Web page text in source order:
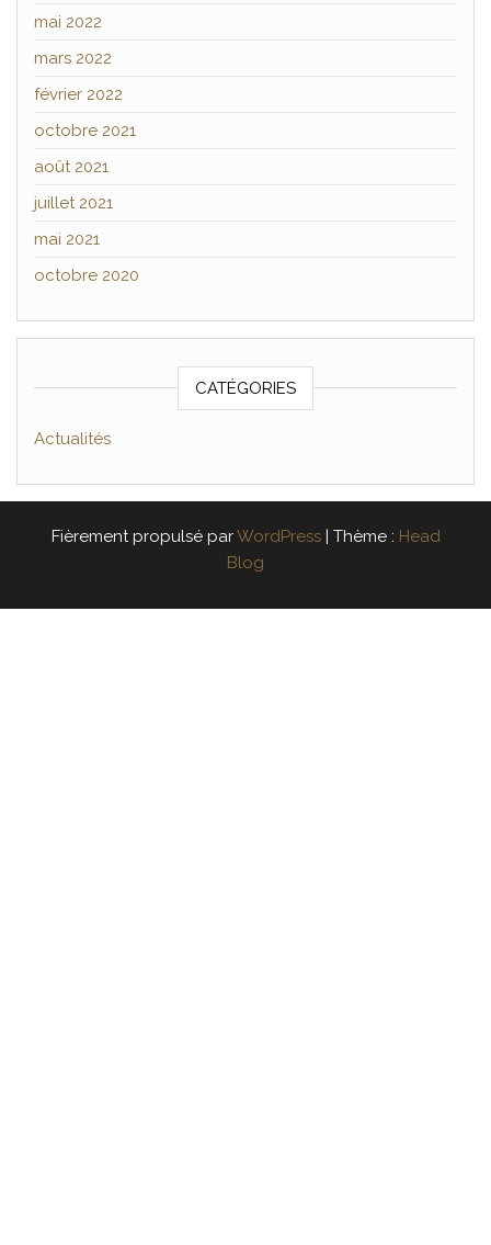
mai 2022
mars 2022
février 2022
octobre 2021
août 2021
juillet 2021
mai 2021
octobre 2020
CATÉGORIES
Actualités
Fièrement propulsé parWordPress Thème : Head
Blog